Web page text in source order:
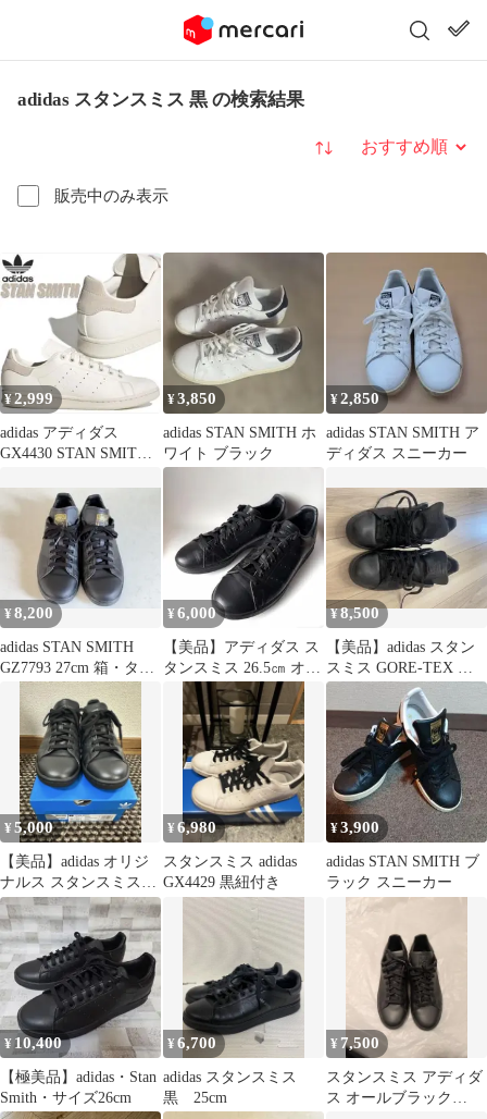
adidas スタンスミス 黒 の検索結果
販売中のみ表示
並び替え
¥2,999
adidas アディダス
GX4430 STAN SMITH
¥3,850
adidas STAN SMITH ホ
ワイト ブラック
¥2,850
adidas STAN SMITH ア
ディダス スニーカー
¥8,200
adidas STAN SMITH
GZ7793 27cm 箱・タグ
付き 美品
¥ 6,000
【美品】アディダス ス
タンスミス 26.5㎝ オー
ルブラック
¥8,500
【美品】adidas スタン
スミス GORE-TEX ブ
ラック 27.5cm
¥5,000
【美品】adidas オリジ
ナルス スタンスミス
オールブラック 25.0
¥6,980
スタンスミス adidas
GX4429 黒紐付き
¥3,900
adidas STAN SMITH ブ
ラック スニーカー
¥ 10,400
【極美品】adidas・Stan
Smith・サイズ26cm
¥6,700
adidas スタンスミス
黒 25cm
¥ 7,500
スタンスミス アディダ
ス オールブラック